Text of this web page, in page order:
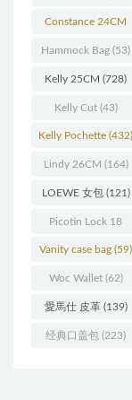
Constance 24CM
(216)
Hammock Bag (53)
Kelly 25CM (728)
Kelly Cut(43)
Kelly Pochette (432)
Lindy 26CM (164)
LOEWE 女包(121)
Picotin Lock 18
(202)
Vanity case bag (59)
Woc Wallet(62)
愛馬仕 皮革(139)
经典口盖包 (223)